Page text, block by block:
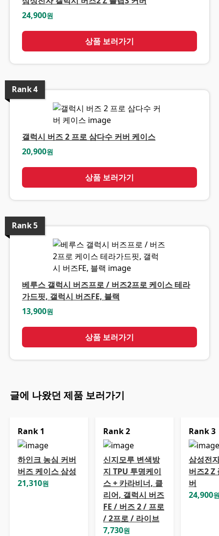
24,900원
상품 보러가기
Rank4
갤럭시 버즈 2 프로 삼다수 커버 케이스
20,900원
상품 보러가기
Rank5
베루스 갤럭시 버즈프로 / 버즈2프로 케이스 테라
가드핏, 갤럭시 버즈FE, 블랙
13,900원
상품 보러가기
글에 나왔던 제품 보러가기
Rank 1
하인크 농심 커버
버즈 케이스 삼성
21,310원
Rank2
신지모루 변색방
지 TPU 투명케이
스 + 카라비너, 클
리어, 갤럭시 버즈
FE / 버즈 2 / 프로
/ 2프로 / 라이브
7,730원
Rank3
삼성전
버즈2 Z
버
24,900